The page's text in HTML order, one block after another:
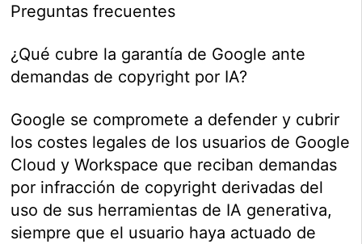
Preguntas frecuentes
¿Qué cubre la garantía de Google ante
demandas de copyright por IA?
Google se compromete a defender y cubrir
los costes legales de los usuarios de Google
Cloud y Workspace que reciban demandas
por infracción de copyright derivadas del
uso de sus herramientas de IA generativa,
siempre que el usuario haya actuado de